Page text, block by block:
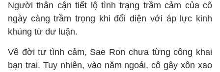
Người thân cận tiết lộ tình trạng trầm cảm của cô
ngày càng trầm trọng khi đối diện với áp lực kinh
khủng từ dư luận.
Về đời tư tình cảm, Sae Ron chưa từng công khai
bạn trai. Tuy nhiên, vào năm ngoái, cô gây xôn xao